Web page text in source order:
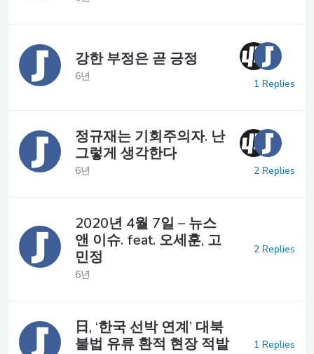
강한 부정은 곧 긍정
6년
1 Replies
정규재는 기회주의자. 난
그렇게 생각한다
6년 2 Replies
2020년 4월 7일 – 뉴스
앤 이슈. feat. 오세훈, 고
민정
6년
2 Replies
日, ‘한국 선박 연계’ 대북
불법 유류 환적 현장 적발
1 Replies